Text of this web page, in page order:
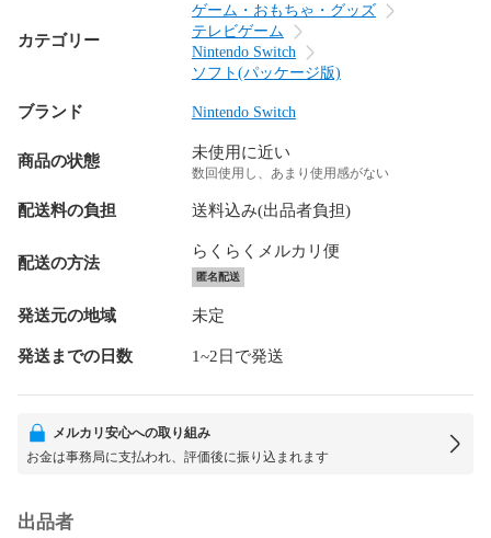
カテゴリー
ゲーム・おもちゃ・グッズ
テレビゲーム
Nintendo Switch
ソフト(パッケージ版)
ブランド Nintendo Switch
商品の状態 未使用に近い
数回使用し、あまり使用感がない
配送料の負担 送料込み(出品者負担)
配送の方法
らくらくメルカリ便
匿名配送
発送元の地域 未定
発送までの日数 1~2日で発送
メルカリ安心への取り組み
お金は事務局に支払われ、評価後に振り込まれます
出品者